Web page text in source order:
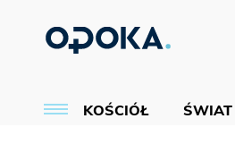
KOŚCIÓŁ ŚWIAT